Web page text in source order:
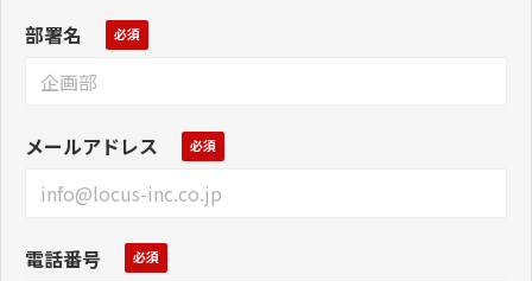
部署名
メールアドレス
電話番号